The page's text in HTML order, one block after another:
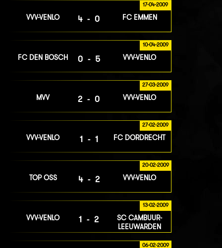
17-04-2009
VVV-VENLO 4-0 FC EMMEN
10-04-2009
FC DEN BOSCH 0-5 VVV-VENLO
27-03-2009
MVV 2-0 VVV-VENLO
27-02-2009
VVV-VENLO 1-1 FC DORDRECHT
20-02-2009
TOP OSS 4-2 VVV-VENLO
13-02-2009
VVV-VENLO 1-2
SC CAMBUUR-
LEEUWARDEN
06-02-2009